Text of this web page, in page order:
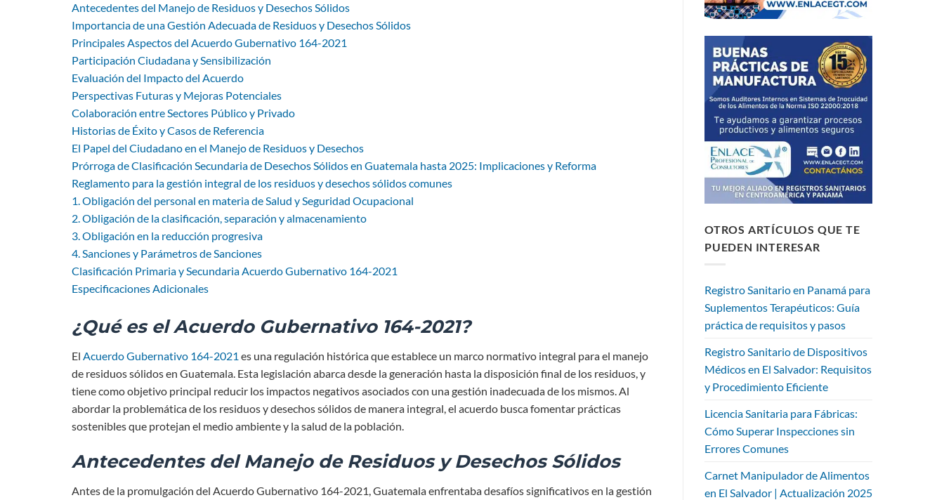
Antecedentes del Manejo de Residuos y Desechos Sólidos
Importancia de una Gestión Adecuada de Residuos y Desechos Sólidos
Principales Aspectos del Acuerdo Gubernativo 164-2021
Participación Ciudadana y Sensibilización
Evaluación del Impacto del Acuerdo
Perspectivas Futuras y Mejoras Potenciales
Colaboración entre Sectores Público y Privado
Historias de Éxito y Casos de Referencia
El Papel del Ciudadano en el Manejo de Residuos y Desechos
Prórroga de Clasificación Secundaria de Desechos Sólidos en Guatemala hasta 2025: Implicaciones y Reforma
Reglamento para la gestión integral de los residuos y desechos sólidos comunes
1. Obligación del personal en materia de Salud y Seguridad Ocupacional
2. Obligación de la clasificación, separación y almacenamiento
3. Obligación en la reducción progresiva
4. Sanciones y Parámetros de Sanciones
Clasificación Primaria y Secundaria Acuerdo Gubernativo 164-2021
Especificaciones Adicionales
¿Qué es el Acuerdo Gubernativo 164-2021?
El Acuerdo Gubernativo 164-2021 es una regulación histórica que establece un marco normativo integral para el manejo
de residuos sólidos en Guatemala. Esta legislación abarca desde la generación hasta la disposición final de los residuos, y
tiene como objetivo principal reducir los impactos negativos asociados con una gestión inadecuada de los mismos. Al
abordar la problemática de los residuos y desechos sólidos de manera integral, el acuerdo busca fomentar prácticas
sostenibles que protejan el medio ambiente y la salud de la población.
Antecedentes del Manejo de Residuos y Desechos Sólidos
Antes de la promulgación del Acuerdo Gubernativo 164-2021, Guatemala enfrentaba desafíos significativos en la gestión
OTROS ARTÍCULOS QUE TE
PUEDEN INTERESAR
Registro Sanitario en Panamá para
Suplementos Terapéuticos: Guía
práctica de requisitos y pasos
Registro Sanitario de Dispositivos
Médicos en El Salvador: Requisitos
y Procedimiento Eficiente
Licencia Sanitaria para Fábricas:
Cómo Superar Inspecciones sin
Errores Comunes
Carnet Manipulador de Alimentos
en El Salvador | Actualización 2025